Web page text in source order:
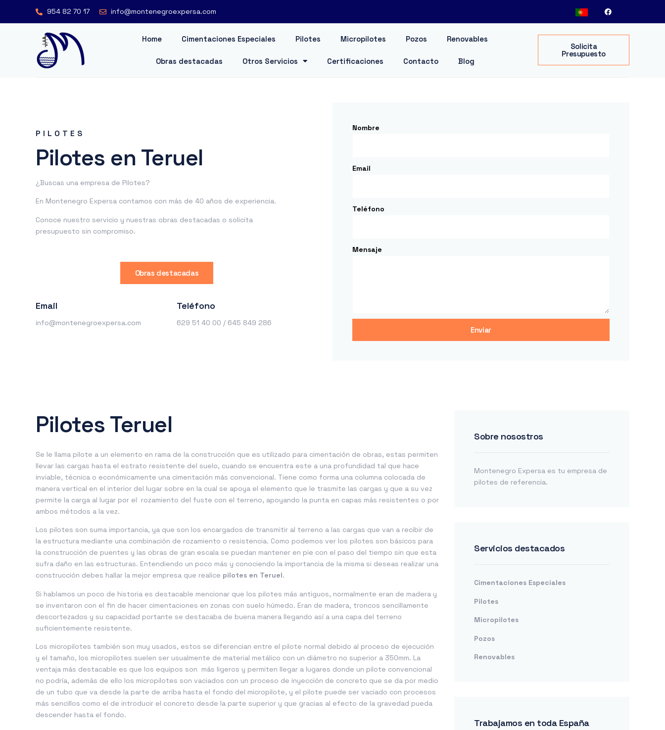
954 82 70 17 info@montenegroexpersa.com
Home Cimentaciones Especiales Pilotes Micropilotes Pozos Renovables
Obras destacadas Otros Servicios Certificaciones Contacto Blog
Solicita
Presupuesto
PILOTES
Pilotes en Teruel
¿Buscas una empresa de Pilotes?
En Montenegro Expersa contamos con más de 40 años de experiencia.
Conoce nuestro servicio y nuestras obras destacadas o solicita
presupuesto sin compromiso.
Obras destacadas
Email
info@montenegroexpersa.com
Teléfono
629 51 40 00 / 645 849 286
Nombre
Email
Teléfono
Mensaje
Enviar
Pilotes Teruel
Se le llama pilote a un elemento en rama de la construcción que es utilizado para cimentación de obras, estas permiten
llevar las cargas hasta el estrato resistente del suelo, cuando se encuentra este a una profundidad tal que hace
inviable, técnica o económicamente una cimentación más convencional. Tiene como forma una columna colocada de
manera vertical en el interior del lugar sobre en la cual se apoya el elemento que le trasmite las cargas y que a su vez
permite la carga al lugar por el rozamiento del fuste con el terreno, apoyando la punta en capas más resistentes o por
ambos métodos a la vez.
Los pilotes son suma importancia, ya que son los encargados de transmitir al terreno a las cargas que van a recibir de
la estructura mediante una combinación de rozamiento o resistencia. Como podemos ver los pilotes son básicos para
la construcción de puentes y las obras de gran escala se puedan mantener en pie con el paso del tiempo sin que esta
sufra daño en las estructuras. Entendiendo un poco más y conociendo la importancia de la misma si deseas realizar una
construcción debes hallar la mejor empresa que realice pilotes en Teruel.
Si hablamos un poco de historia es destacable mencionar que los pilotes más antiguos, normalmente eran de madera y
se inventaron con el fin de hacer cimentaciones en zonas con suelo húmedo. Eran de madera, troncos sencillamente
descortezados y su capacidad portante se destacaba de buena manera llegando así a una capa del terreno
suficientemente resistente.
Los micropilotes también son muy usados, estos se diferencian entre el pilote normal debido al proceso de ejecución
y el tamaño, los micropilotes suelen ser usualmente de material metálico con un diámetro no superior a 350mm. La
ventaja más destacable es que los equipos son más ligeros y permiten llegar a lugares donde un pilote convencional
no podría, además de ello los micropilotes son vaciados con un proceso de inyección de concreto que se da por medio
de un tubo que va desde la parte de arriba hasta el fondo del micropilote, y el pilote puede ser vaciado con procesos
más sencillos como el de introducir el concreto desde la parte superior y que gracias al efecto de la gravedad pueda
descender hasta el fondo.
Sobre nosostros
Montenegro Expersa es tu empresa de
pilotes de referencia.
Servicios destacados
Cimentaciones Especiales
Pilotes
Micropilotes
Pozos
Renovables
Trabajamos en toda España